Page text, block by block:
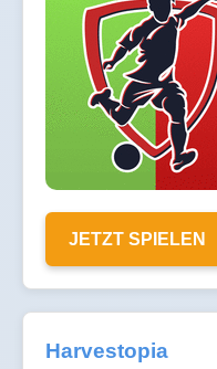
JETZT SPIELEN
Harvestopia